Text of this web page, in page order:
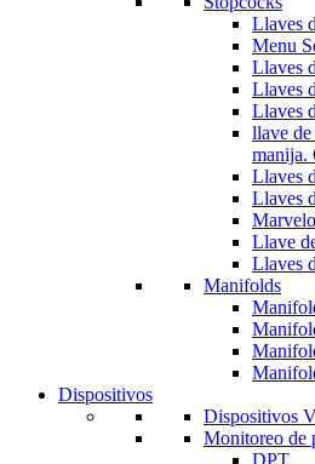
Llaves
Menu
Llaves
Llaves
Llaves
llave
manija.
Llaves
Llaves
Llave
Llaves
Manifolds
Dispositivos
Dispositivos
Monitoreo de
DPT